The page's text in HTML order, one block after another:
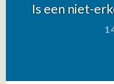
Is een niet-